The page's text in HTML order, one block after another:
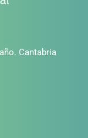
Cantabria